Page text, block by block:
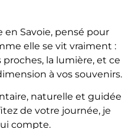
Savoie, pensé pour
elle se vit vraiment :
la lumière, et ce
à vos souvenirs.
naturelle et guidée
de votre journée, je
compte.